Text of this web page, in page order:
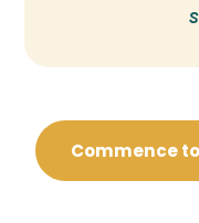
Commence